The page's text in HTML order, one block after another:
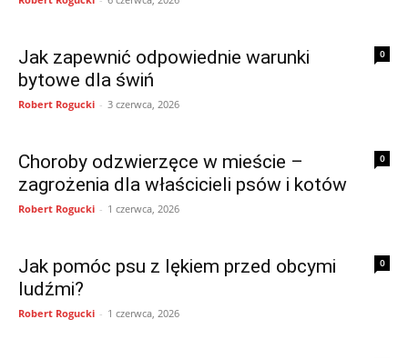
0
Jak zapewnić odpowiednie warunki
bytowe dla świń
Robert Rogucki - 3 czerwca, 2026
0
Choroby odzwierzęce w mieście –
zagrożenia dla właścicieli psów i kotów
Robert Rogucki - 1 czerwca, 2026
0
Jak pomóc psu z lękiem przed obcymi
ludźmi?
Robert Rogucki - 1 czerwca, 2026